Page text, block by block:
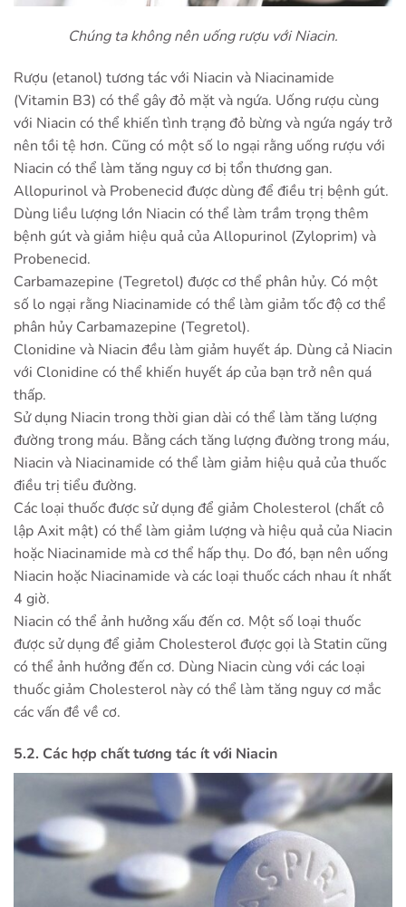
Chúng ta không nên uống rượu với Niacin.
Rượu (etanol) tương tác với Niacin và Niacinamide
(Vitamin B3) có thể gây đỏ mặt và ngứa. Uống rượu cùng
với Niacin có thể khiến tình trạng đỏ bừng và ngứa ngáy trở
nên tồi tệ hơn. Cũng có một số lo ngại rằng uống rượu với
Niacin có thể làm tăng nguy cơ bị tổn thương gan.
Allopurinol và Probenecid được dùng để điều trị bệnh gút.
Dùng liều lượng lớn Niacin có thể làm trầm trọng thêm
bệnh gút và giảm hiệu quả của Allopurinol (Zyloprim) và
Probenecid.
Carbamazepine (Tegretol) được cơ thể phân hủy. Có một
số lo ngại rằng Niacinamide có thể làm giảm tốc độ cơ thể
phân hủy Carbamazepine (Tegretol).
Clonidine và Niacin đều làm giảm huyết áp. Dùng cả Niacin
với Clonidine có thể khiến huyết áp của bạn trở nên quá
thấp.
Sử dụng Niacin trong thời gian dài có thể làm tăng lượng
đường trong máu. Bằng cách tăng lượng đường trong máu,
Niacin và Niacinamide có thể làm giảm hiệu quả của thuốc
điều trị tiểu đường.
Các loại thuốc được sử dụng để giảm Cholesterol (chất cô
lập Axit mật) có thể làm giảm lượng và hiệu quả của Niacin
hoặc Niacinamide mà cơ thể hấp thụ. Do đó, bạn nên uống
Niacin hoặc Niacinamide và các loại thuốc cách nhau ít nhất
4 giờ.
Niacin có thể ảnh hưởng xấu đến cơ. Một số loại thuốc
được sử dụng để giảm Cholesterol được gọi là Statin cũng
có thể ảnh hưởng đến cơ. Dùng Niacin cùng với các loại
thuốc giảm Cholesterol này có thể làm tăng nguy cơ mắc
các vấn đề về cơ.
5.2. Các hợp chất tương tác ít với Niacin